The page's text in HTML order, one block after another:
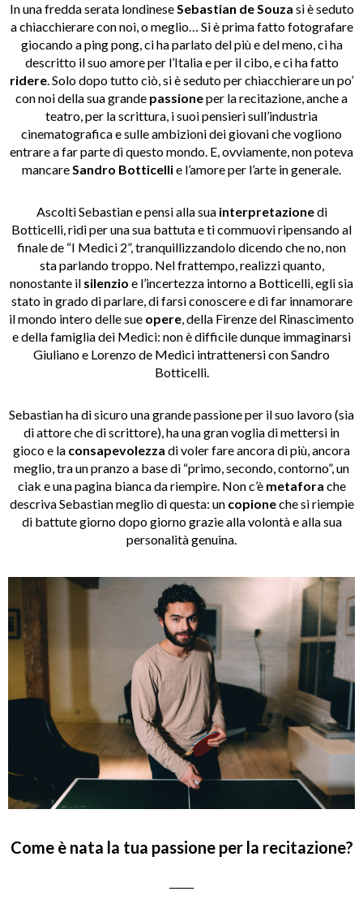
In una fredda serata londineseSebastian de Souza si è seduto
a chiacchierare con noi, o meglio… Si è prima fatto fotografare
giocando a ping pong, ci ha parlato del più e del meno, ci ha
descritto il suo amore per l’Italia e per il cibo, e ci ha fatto
ridere. Solo dopo tutto ciò, si è seduto per chiacchierare un po’
con noi della sua grande passioneper la recitazione, anche a
teatro, per la scrittura, i suoi pensieri sull’industria
cinematografica e sulle ambizioni dei giovani che vogliono
entrare a far parte di questo mondo. E, ovviamente, non poteva
mancareSandro Botticellie l’amore per l’arte in generale.
Ascolti Sebastian e pensi alla sua interpretazionedi
Botticelli, ridi per una sua battuta e ti commuovi ripensando al
finale de “I Medici 2”, tranquillizzandolo dicendo che no, non
sta parlando troppo. Nel frattempo, realizzi quanto,
nonostante il silenzio e l’incertezza intorno a Botticelli, egli sia
stato in grado di parlare, di farsi conoscere e di far innamorare
il mondo intero delle sue opere, della Firenze del Rinascimento
e della famiglia dei Medici: non è difficile dunque immaginarsi
Giuliano e Lorenzo de Medici intrattenersi con Sandro
Botticelli.
Sebastian ha di sicuro una grande passione per il suo lavoro (sia
di attore che di scrittore), ha una gran voglia di mettersi in
gioco e la consapevolezza di voler fare ancora di più, ancora
meglio, tra un pranzo a base di “primo, secondo, contorno”, un
ciak e una pagina bianca da riempire. Non c’è metafora che
descriva Sebastian meglio di questa: un copioneche si riempie
di battute giorno dopo giorno grazie alla volontà e alla sua
personalità genuina.
Come è nata la tua passione per la recitazione?